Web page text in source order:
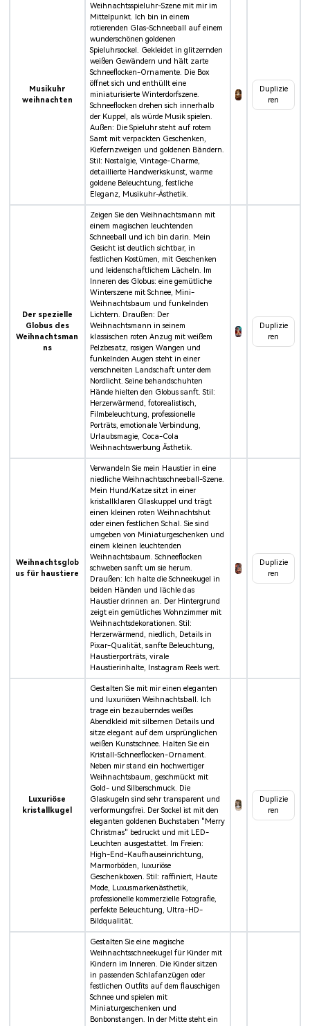
Musikuhr
weihnachten
Weihnachtsspieluhr-Szene mit mir im
Mittelpunkt. Ich bin in einem
rotierenden Glas-Schneeball auf einem
wunderschönen goldenen
Spieluhrsockel. Gekleidet in glitzernden
weißen Gewändern und hält zarte
Schneeflocken-Ornamente. Die Box
öffnet sich und enthüllt eine
miniaturisierte Winterdorfszene.
Schneeflocken drehen sich innerhalb
der Kuppel, als würde Musik spielen.
Außen: Die Spieluhr steht auf rotem
Samt mit verpackten Geschenken,
Kiefernzweigen und goldenen Bändern.
Stil: Nostalgie, Vintage-Charme,
detaillierte Handwerkskunst, warme
goldene Beleuchtung, festliche
Eleganz, Musikuhr-Ästhetik.
Duplizie
ren
Der spezielle
Globus des
Weihnachtsman
ns
Zeigen Sie den Weihnachtsmann mit
einem magischen leuchtenden
Schneeball und ich bin darin. Mein
Gesicht ist deutlich sichtbar, in
festlichen Kostümen, mit Geschenken
und leidenschaftlichem Lächeln. Im
Inneren des Globus: eine gemütliche
Winterszene mit Schnee, Mini-
Weihnachtsbaum und funkelnden
Lichtern. Draußen: Der
Weihnachtsmann in seinem
klassischen roten Anzug mit weißem
Pelzbesatz, rosigen Wangen und
funkelnden Augen steht in einer
verschneiten Landschaft unter dem
Nordlicht. Seine behandschuhten
Hände hielten den Globus sanft. Stil:
Herzerwärmend, fotorealistisch,
Filmbeleuchtung, professionelle
Porträts, emotionale Verbindung,
Urlaubsmagie, Coca-Cola
Weihnachtswerbung Ästhetik.
Duplizie
ren
Weihnachtsglob
us für haustiere
Verwandeln Sie mein Haustier in eine
niedliche Weihnachtsschneeball-Szene.
Mein Hund/Katze sitzt in einer
kristallklaren Glaskuppel und trägt
einen kleinen roten Weihnachtshut
oder einen festlichen Schal. Sie sind
umgeben von Miniaturgeschenken und
einem kleinen leuchtenden
Weihnachtsbaum. Schneeflocken
schweben sanft um sie herum.
Draußen: Ich halte die Schneekugel in
beiden Händen und lächle das
Haustier drinnen an. Der Hintergrund
zeigt ein gemütliches Wohnzimmer mit
Weihnachtsdekorationen. Stil:
Herzerwärmend, niedlich, Details in
Pixar-Qualität, sanfte Beleuchtung,
Haustierporträts, virale
Haustierinhalte, Instagram Reels wert.
Duplizie
ren
Luxuriöse
kristallkugel
Gestalten Sie mit mir einen eleganten
und luxuriösen Weihnachtsball. Ich
trage ein bezauberndes weißes
Abendkleid mit silbernen Details und
sitze elegant auf dem ursprünglichen
weißen Kunstschnee. Halten Sie ein
Kristall-Schneeflocken-Ornament.
Neben mir stand ein hochwertiger
Weihnachtsbaum, geschmückt mit
Gold- und Silberschmuck. Die
Glaskugeln sind sehr transparent und
verformungsfrei. Der Sockel ist mit den
eleganten goldenen Buchstaben "Merry
Christmas" bedruckt und mit LED-
Leuchten ausgestattet. Im Freien:
High-End-Kaufhauseinrichtung,
Marmorböden, luxuriöse
Geschenkboxen. Stil: raffiniert, Haute
Mode, Luxusmarkenästhetik,
professionelle kommerzielle Fotografie,
perfekte Beleuchtung, Ultra-HD-
Bildqualität.
Duplizie
ren
Gestalten Sie eine magische
Weihnachtsschneekugel für Kinder mit
Kindern im Inneren. Die Kinder sitzen
in passenden Schlafanzügen oder
festlichen Outfits auf dem flauschigen
Schnee und spielen mit
Miniaturgeschenken und
Bonbonstangen. In der Mitte steht ein